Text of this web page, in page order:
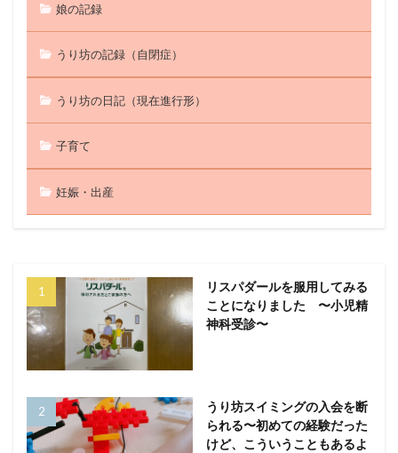
娘の記録
うり坊の記録（自閉症）
うり坊の日記（現在進行形）
子育て
妊娠・出産
リスパダールを服用してみる
ことになりました 〜小児精
神科受診〜
うり坊スイミングの入会を断
られる〜初めての経験だった
けど、こういうこともあるよ